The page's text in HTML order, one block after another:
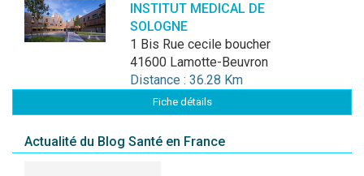
INSTITUT MEDICAL DE
SOLOGNE
1 Bis Rue cecile boucher
41600 Lamotte-Beuvron
Distance : 36.28 Km
Fiche détails
Actualité du Blog Santé en France